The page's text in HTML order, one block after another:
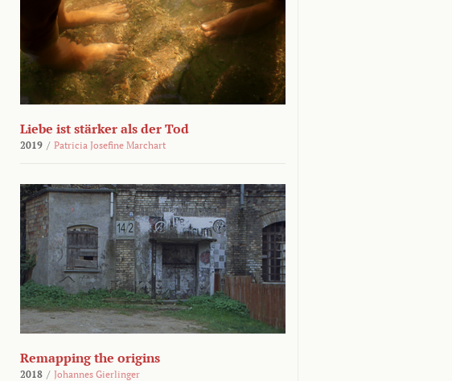
Liebe ist stärker als der Tod
2019 / Patricia Josefine Marchart
Remapping the origins
2018 / Johannes Gierlinger